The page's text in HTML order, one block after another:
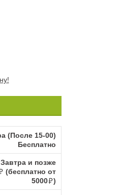
(После 15-00)
Бесплатно
Завтра и позже
(бесплатно от
5000
)